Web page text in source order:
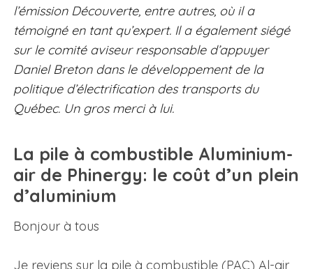
l’émission Découverte, entre autres, où il a
témoigné en tant qu’expert. Il a également siégé
sur le comité aviseur responsable d’appuyer
Daniel Breton dans le développement de la
politique d’électrification des transports du
Québec. Un gros merci à lui.
La pile à combustible Aluminium-
air de Phinergy: le coût d’un plein
d’aluminium
Bonjour à tous
Je reviens sur la pile à combustible (PAC) Al-air